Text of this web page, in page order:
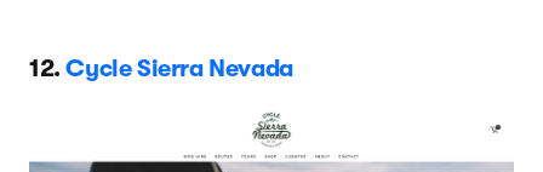
12.Cycle Sierra Nevada